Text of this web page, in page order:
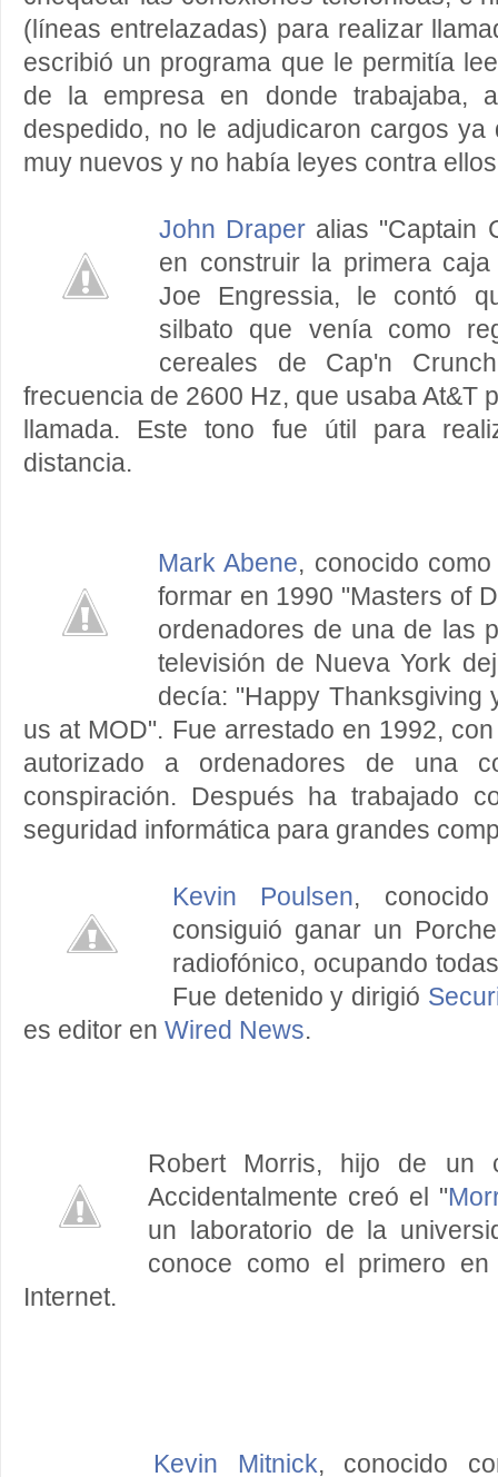
(líneas entrelazadas) para realizar
escribió un programa que le permitía
de la empresa en donde trabajaba,
despedido, no le adjudicaron cargos
muy nuevos y no había leyes contra
John Draper alias "Captain
en construir la primera
Joe Engressia, le contó
silbato que venía como
cereales de Cap'n
frecuencia de 2600 Hz, que usaba At&T
llamada. Este tono fue útil para
distancia.
Mark Abene, conocido
formar en 1990 "Masters of
ordenadores de una de las
televisión de Nueva York
decía: "Happy Thanksgiving
us at MOD". Fue arrestado en 1992,
autorizado a ordenadores de una
conspiración. Después ha trabajado
seguridad informática para grandes
Kevin Poulsen,
consiguió ganar un
radiofónico, ocupando
Fue detenido y dirigió
es editor en Wired News.
Robert Morris, hijo de un
Accidentalmente creó el "
un laboratorio de la
conoce como el primero
Internet.
Kevin Mitnick, conocido